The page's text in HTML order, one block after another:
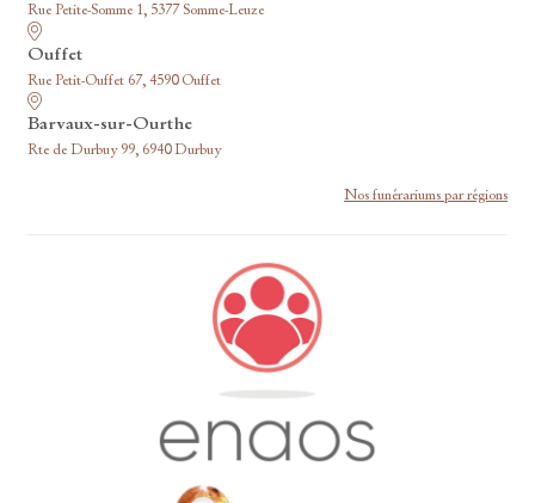
Rue Petite-Somme 1, 5377 Somme-Leuze
Ouffet
Rue Petit-Ouffet 67, 4590 Ouffet
Barvaux-sur-Ourthe
Rte de Durbuy 99, 6940 Durbuy
Nos funérariums par régions